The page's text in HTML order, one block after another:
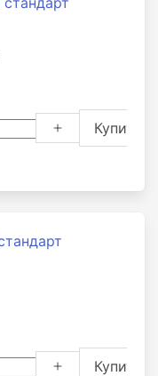
Купить
Купить